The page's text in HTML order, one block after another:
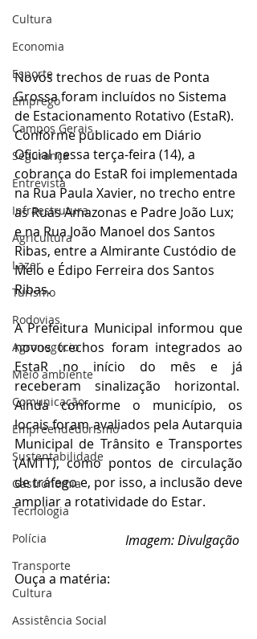
Cultura
Economia
Esporte
Emprego
Campos Gerais
Segurança
Entrevista
Infraestrutura
Agricultura
Lazer
Turismo
Rodovias
Agronegócio
Meio ambiente
Comunicação
Empreendedorismo
Sustentabilidade
Gastronomia
Tecnologia
Polícia
Transporte
Cultura
Assistência Social
Novos trechos de ruas de Ponta
Grossa foram incluídos no Sistema
de Estacionamento Rotativo (EstaR).
Conforme publicado em Diário
Oficial nessa terça-feira (14), a
cobrança do EstaR foi implementada
na Rua Paula Xavier, no trecho entre
as Ruas Amazonas e Padre João Lux;
e na Rua João Manoel dos Santos
Ribas, entre a Almirante Custódio de
Melo e Édipo Ferreira dos Santos
Ribas.
A Prefeitura Municipal informou que
novos trechos foram integrados ao
EstaR no início do mês e já
receberam sinalização horizontal.
Ainda conforme o município, os
locais foram avaliados pela Autarquia
Municipal de Trânsito e Transportes
(AMTT), como pontos de circulação
de tráfego e, por isso, a inclusão deve
ampliar a rotatividade do Estar.
Imagem: Divulgação
Ouça a matéria: